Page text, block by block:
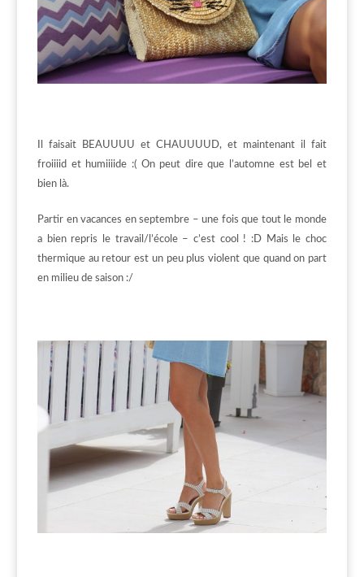
Il faisait BEAUUUU et CHAUUUUD, et maintenant il fait
froiiiid et humiiiide :( On peut dire que l’automne est bel et
bien là.
Partir en vacances en septembre – une fois que tout le monde
a bien repris le travail/l’école – c’est cool ! :D Mais le choc
thermique au retour est un peu plus violent que quand on part
en milieu de saison :/